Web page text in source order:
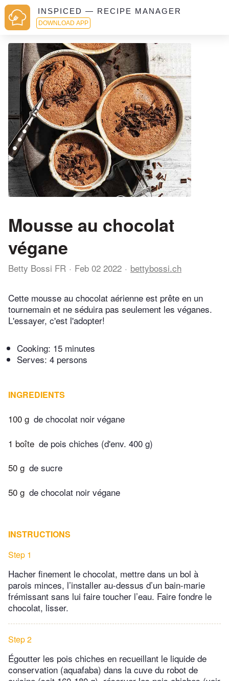
INSPICED — RECIPE MANAGER
DOWNLOAD APP
Mousse au chocolat
végane
Betty Bossi FR Feb 02 2022 bettybossi.ch
Cette mousse au chocolat aérienne est prête en un
tournemain et ne séduira pas seulement les véganes.
L'essayer, c'est l'adopter!
Cooking: 15 minutes
Serves: 4 persons
INGREDIENTS
100 g de chocolat noir végane
1 boîte de pois chiches (d'env. 400 g)
50 g de sucre
50 g de chocolat noir végane
INSTRUCTIONS
Step 1
Hacher finement le chocolat, mettre dans un bol à
parois minces, l’installer au-dessus d’un bain-marie
frémissant sans lui faire toucher l’eau. Faire fondre le
chocolat, lisser.
Step 2
Égoutter les pois chiches en recueillant le liquide de
conservation (aquafaba) dans la cuve du robot de